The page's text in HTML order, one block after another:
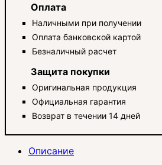
Оплата
Наличными при получении
Оплата банковской картой
Безналичный расчет
Защита покупки
Оригинальная продукция
Официальная гарантия
Возврат в течении 14 дней
Описание